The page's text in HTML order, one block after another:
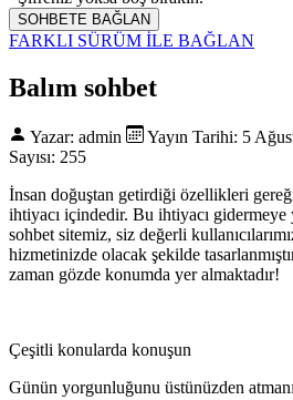
SOHBETE BAĞLAN
FARKLI SÜRÜM İLE BAĞLAN
Balım sohbet
Yazar: admin Yayın Tarihi: 5
Sayısı: 255
İnsan doğuştan getirdiği özellikleri
ihtiyacı içindedir. Bu ihtiyacı
sohbet sitemiz, siz değerli
hizmetinizde olacak şekilde
zaman gözde konumda yer almaktadır!
Çeşitli konularda konuşun
Günün yorgunluğunu üstünüzden